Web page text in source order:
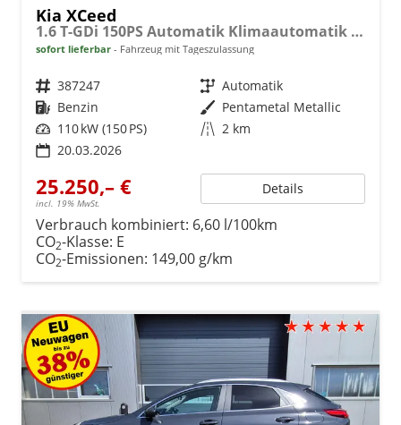
Kia XCeed
1.6 T-GDi 150PS Automatik Klimaautomatik Sitzheizung Lenkradheizung Navi PDC Rückf.Kamera abged.Scheiben Apple CarPlay Android Auto
sofort lieferbar Fahrzeug mit Tageszulassung
Fahrzeugnr. 387247 Getriebe Automatik
Kraftstoff Benzin Außenfarbe Pentametal Metallic
Leistung 110 kW (150 PS) Kilometerstand 2 km
20.03.2026
25.250,– €
incl. 19% MwSt.
Details
Verbrauch kombiniert: 6,60 l/100km
CO2-Klasse: E
CO2-Emissionen: 149,00 g/km